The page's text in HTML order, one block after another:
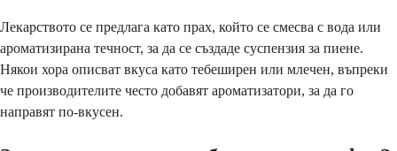
Лекарството се предлага като прах, който се смесва с вода или
ароматизирана течност, за да се създаде суспензия за пиене.
Някои хора описват вкуса като тебеширен или млечен, въпреки
че производителите често добавят ароматизатори, за да го
направят по-вкусен.